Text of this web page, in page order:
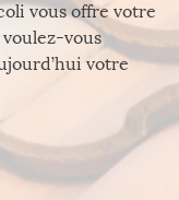
vous offre votre
vous
votre